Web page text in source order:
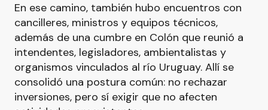
En ese camino, también hubo encuentros con
cancilleres, ministros y equipos técnicos,
además de una cumbre en Colón que reunió a
intendentes, legisladores, ambientalistas y
organismos vinculados al río Uruguay. Allí se
consolidó una postura común: no rechazar
inversiones, pero sí exigir que no afecten